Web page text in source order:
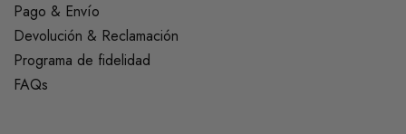
Pago & Envío
Devolución & Reclamación
Programa de fidelidad
FAQs